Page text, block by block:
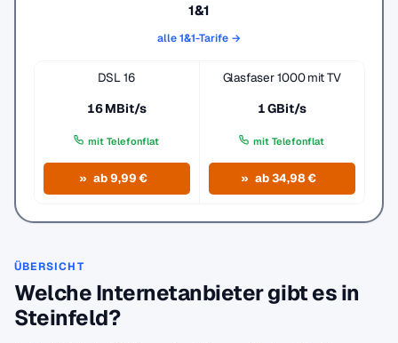
1&1
alle 1&1-Tarife →
DSL 16
16 MBit/s
mit Telefonflat
ab 9,99 €
Glasfaser 1000 mit TV
1 GBit/s
mit Telefonflat
ab 34,98 €
ÜBERSICHT
Welche Internetanbieter gibt es in
Steinfeld?